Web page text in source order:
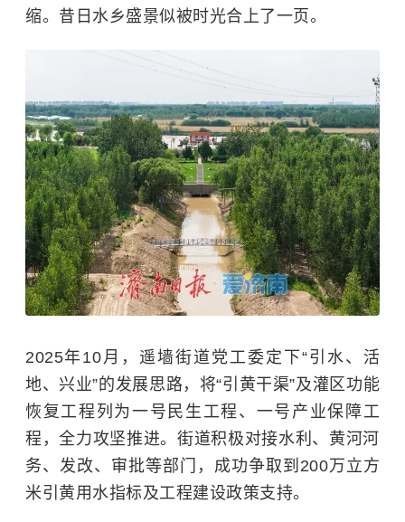
缩。昔日水乡盛景似被时光合上了一页。
2025年10月，遥墙街道党工委定下“引水、活
地、兴业”的发展思路，将“引黄干渠”及灌区功能
恢复工程列为一号民生工程、一号产业保障工
程，全力攻坚推进。街道积极对接水利、黄河河
务、发改、审批等部门，成功争取到200万立方
米引黄用水指标及工程建设政策支持。